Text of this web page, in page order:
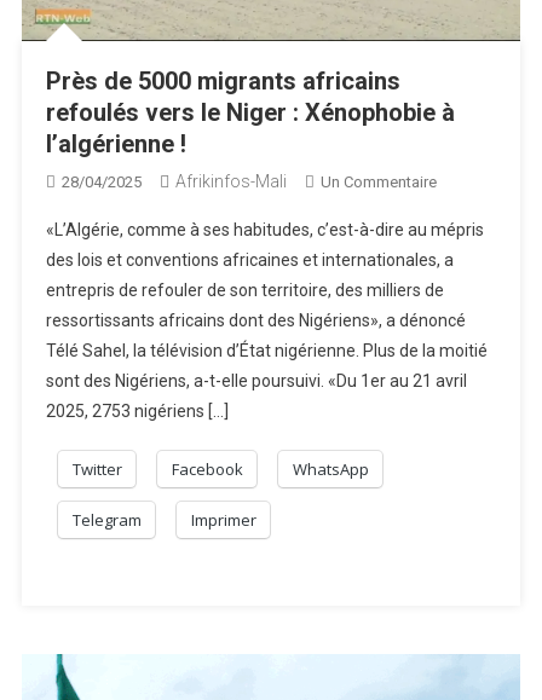
Près de 5000 migrants africains
refoulés vers le Niger : Xénophobie à
l’algérienne !
28/04/2025 Afrikinfos-Mali Un CommentaireSur
De
5000
Migrants
Africains
Refoulés
Vers
«L’Algérie, comme à ses habitudes, c’est-à-dire au mépris
des lois et conventions africaines et internationales, a
entrepris de refouler de son territoire, des milliers de
ressortissants africains dont des Nigériens», a dénoncé
Télé Sahel, la télévision d’État nigérienne. Plus de la moitié
sont des Nigériens, a-t-elle poursuivi. «Du 1er au 21 avril
2025, 2753 nigériens […]
Twitter Facebook WhatsApp
Telegram Imprimer